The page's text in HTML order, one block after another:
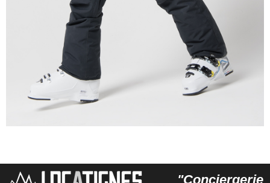
"Conciergerie